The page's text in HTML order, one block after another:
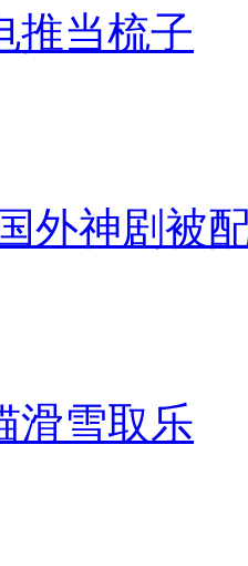
窜
推当梳子
外神剧被
滑雪取乐